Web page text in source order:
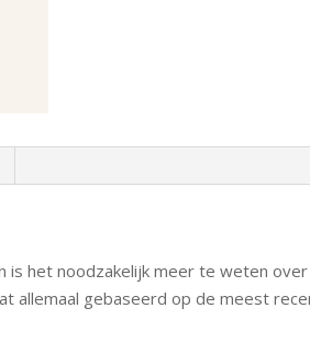
het noodzakelijk meer te weten
allemaal gebaseerd op de meest